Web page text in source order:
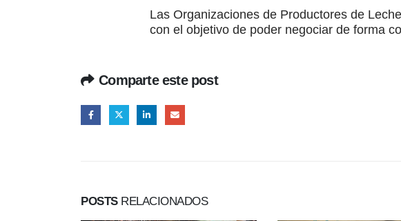
Las Organizaciones de Productores de
con el objetivo de poder negociar de forma
Comparte este post
POSTSRELACIONADOS